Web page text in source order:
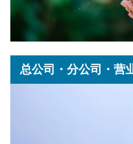
总公司・分公司・营